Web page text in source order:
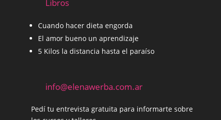
Libros
Cuando hacer dieta engorda
El amor bueno un aprendizaje
5 Kilos la distancia hasta el paraíso
info@elenawerba.com.ar
Pedí tu entrevista gratuita para informarte sobre